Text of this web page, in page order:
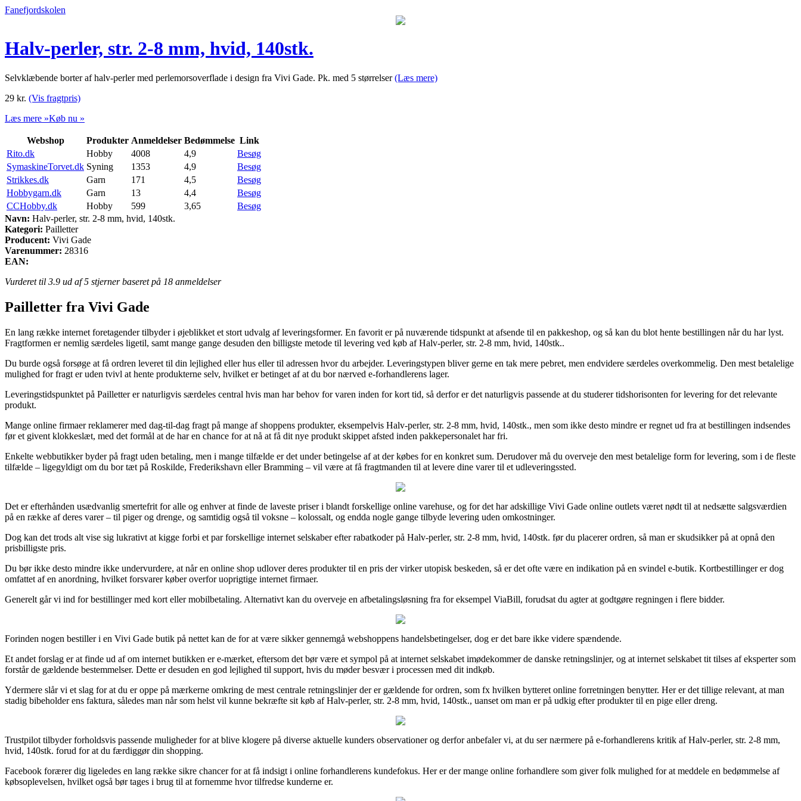
Fanefjordskolen
Halv-perler, str. 2-8 mm, hvid, 140stk.
Selvklæbende borter af halv-perler med perlemorsoverflade i design fra Vivi Gade. Pk. med 5 størrelser(Læs mere)
29 kr. (Vis fragtpris)
Læs mere »Køb nu »
Webshop Produkter Anmeldelser Bedømmelse Link
Rito.dk
Hobby 4008 4,9
Besøg
SymaskineTorvet.dk Syning 1353 4,9
Besøg
Strikkes.dk
Garn 171 4,5
Besøg
Hobbygarn.dk
Garn 13 4,4
Besøg
CCHobby.dk
Hobby 599 3,65
Besøg
Navn: Halv-perler, str. 2-8 mm, hvid, 140stk.
Kategori: Pailletter
Producent: Vivi Gade
Varenummer: 28316
EAN:
Vurderet til 3.9 ud af 5 stjerner baseret på 18 anmeldelser
Pailletter fra Vivi Gade
En lang række internet foretagender tilbyder i øjeblikket et stort udvalg af leveringsformer. En favorit er på nuværende tidspunkt at afsende til en pakkeshop, og så kan du blot hente bestillingen når du har lyst.
Fragtformen er nemlig særdeles ligetil, samt mange gange desuden den billigste metode til levering ved køb af Halv-perler, str. 2-8 mm, hvid, 140stk..
Du burde også forsøge at få ordren leveret til din lejlighed eller hus eller til adressen hvor du arbejder. Leveringstypen bliver gerne en tak mere pebret, men endvidere særdeles overkommelig. Den mest betalelige
mulighed for fragt er uden tvivl at hente produkterne selv, hvilket er betinget af at du bor nærved e-forhandlerens lager.
Leveringstidspunktet på Pailletter er naturligvis særdeles central hvis man har behov for varen inden for kort tid, så derfor er det naturligvis passende at du studerer tidshorisonten for levering for det relevante
produkt.
Mange online firmaer reklamerer med dag-til-dag fragt på mange af shoppens produkter, eksempelvis Halv-perler, str. 2-8 mm, hvid, 140stk., men som ikke desto mindre er regnet ud fra at bestillingen indsendes
før et givent klokkeslæt, med det formål at de har en chance for at nå at få dit nye produkt skippet afsted inden pakkepersonalet har fri.
Enkelte webbutikker byder på fragt uden betaling, men i mange tilfælde er det under betingelse af at der købes for en konkret sum. Derudover må du overveje den mest betalelige form for levering, som i de fleste
tilfælde – ligegyldigt om du bor tæt på Roskilde, Frederikshavn eller Bramming – vil være at få fragtmanden til at levere dine varer til et udleveringssted.
Det er efterhånden usædvanlig smertefrit for alle og enhver at finde de laveste priser i blandt forskellige online varehuse, og for det har adskillige Vivi Gade online outlets været nødt til at nedsætte salgsværdien
på en række af deres varer – til piger og drenge, og samtidig også til voksne – kolossalt, og endda nogle gange tilbyde levering uden omkostninger.
Dog kan det trods alt vise sig lukrativt at kigge forbi et par forskellige internet selskaber efter rabatkoder på Halv-perler, str. 2-8 mm, hvid, 140stk. før du placerer ordren, så man er skudsikker på at opnå den
prisbilligste pris.
Du bør ikke desto mindre ikke undervurdere, at når en online shop udlover deres produkter til en pris der virker utopisk beskeden, så er det ofte være en indikation på en svindel e-butik. Kortbestillinger er dog
omfattet af en anordning, hvilket forsvarer køber overfor uoprigtige internet firmaer.
Generelt går vi ind for bestillinger med kort eller mobilbetaling. Alternativt kan du overveje en afbetalingsløsning fra for eksempel ViaBill, forudsat du agter at godtgøre regningen i flere bidder.
Forinden nogen bestiller i en Vivi Gade butik på nettet kan de for at være sikker gennemgå webshoppens handelsbetingelser, dog er det bare ikke videre spændende.
Et andet forslag er at finde ud af om internet butikken er e-mærket, eftersom det bør være et sympol på at internet selskabet imødekommer de danske retningslinjer, og at internet selskabet tit tilses af eksperter som
forstår de gældende bestemmelser. Dette er desuden en god lejlighed til support, hvis du møder besvær i processen med dit indkøb.
Ydermere slår vi et slag for at du er oppe på mærkerne omkring de mest centrale retningslinjer der er gældende for ordren, som fx hvilken bytteret online forretningen benytter. Her er det tillige relevant, at man
stadig bibeholder ens faktura, således man når som helst vil kunne bekræfte sit køb af Halv-perler, str. 2-8 mm, hvid, 140stk., uanset om man er på udkig efter produkter til en pige eller dreng.
Trustpilot tilbyder forholdsvis passende muligheder for at blive klogere på diverse aktuelle kunders observationer og derfor anbefaler vi, at du ser nærmere på e-forhandlerens kritik af Halv-perler, str. 2-8 mm,
hvid, 140stk. forud for at du færdiggør din shopping.
Facebook forærer dig ligeledes en lang række sikre chancer for at få indsigt i online forhandlerens kundefokus. Her er der mange online forhandlere som giver folk mulighed for at meddele en bedømmelse af
købsoplevelsen, hvilket også bør tages i brug til at fornemme hvor tilfredse kunderne er.